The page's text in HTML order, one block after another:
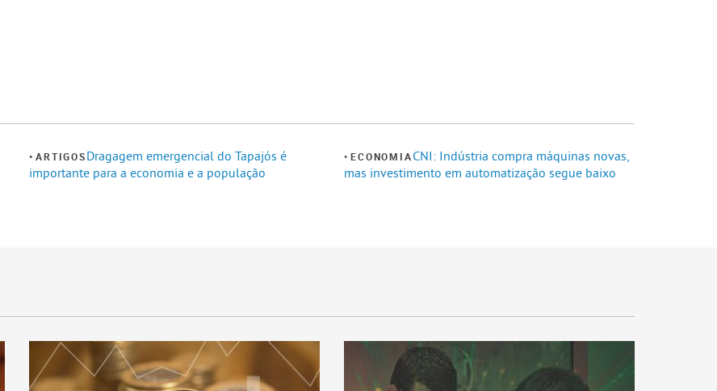
ARTIGOSDragagem emergencial do Tapajós é
importante para a economia e a população
ECONOMIACNI: Indústria compra máquinas novas,
mas investimento em automatização segue baixo